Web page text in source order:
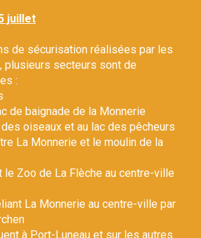
juillet
de sécurisation réalisées par les
plusieurs secteurs sont de
:
de baignade de la Monnerie
oiseaux et au lac des pêcheurs
La Monnerie et le moulin de la
le Zoo de La Flèche au centre-ville
La Monnerie au centre-ville par
à Port-Luneau et sur les autres